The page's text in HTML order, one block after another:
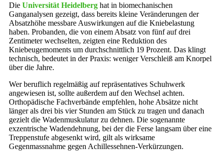
Die Universität Heidelberg hat in biomechanischen
Ganganalysen gezeigt, dass bereits kleine Veränderungen der
Absatzhöhe messbare Auswirkungen auf die Kniebelastung
haben. Probanden, die von einem Absatz von fünf auf drei
Zentimeter wechselten, zeigten eine Reduktion des
Kniebeugemoments um durchschnittlich 19 Prozent. Das klingt
technisch, bedeutet in der Praxis: weniger Verschleiß am Knorpel
über die Jahre.
Wer beruflich regelmäßig auf repräsentatives Schuhwerk
angewiesen ist, sollte außerdem auf den Wechsel achten.
Orthopädische Fachverbände empfehlen, hohe Absätze nicht
länger als drei bis vier Stunden am Stück zu tragen und danach
gezielt die Wadenmuskulatur zu dehnen. Die sogenannte
exzentrische Wadendehnung, bei der die Ferse langsam über eine
Treppenstufe abgesenkt wird, gilt als wirksame
Gegenmassnahme gegen Achillessehnen-Verkürzungen.